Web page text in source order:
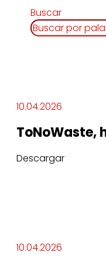
Buscar
10.04.2026
ToNoWaste,
Descargar
10.04.2026